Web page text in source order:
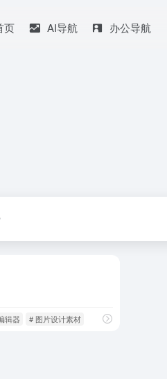
页 AI导航 办公导航
辑器 # 图片设计素材